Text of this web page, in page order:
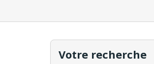
Votre recherche